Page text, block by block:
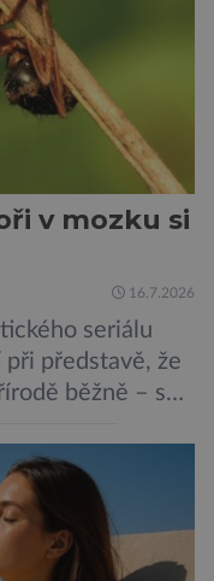
podnětů
v mozku si
16.7.2026
seriálu
při představě, že
běžně – s
dokáže
jednodušší
zombie
přírodě. Stačí […]